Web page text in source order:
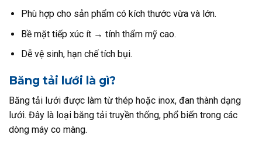
Phù hợp cho sản phẩm có kích thước vừa và lớn.
Bề mặt tiếp xúc ít → tính thẩm mỹ cao.
Dễ vệ sinh, hạn chế tích bụi.
Băng tải lưới là gì?
Băng tải lưới được làm từ thép hoặc inox, đan thành dạng
lưới. Đây là loại băng tải truyền thống, phổ biến trong các
dòng máy co màng.